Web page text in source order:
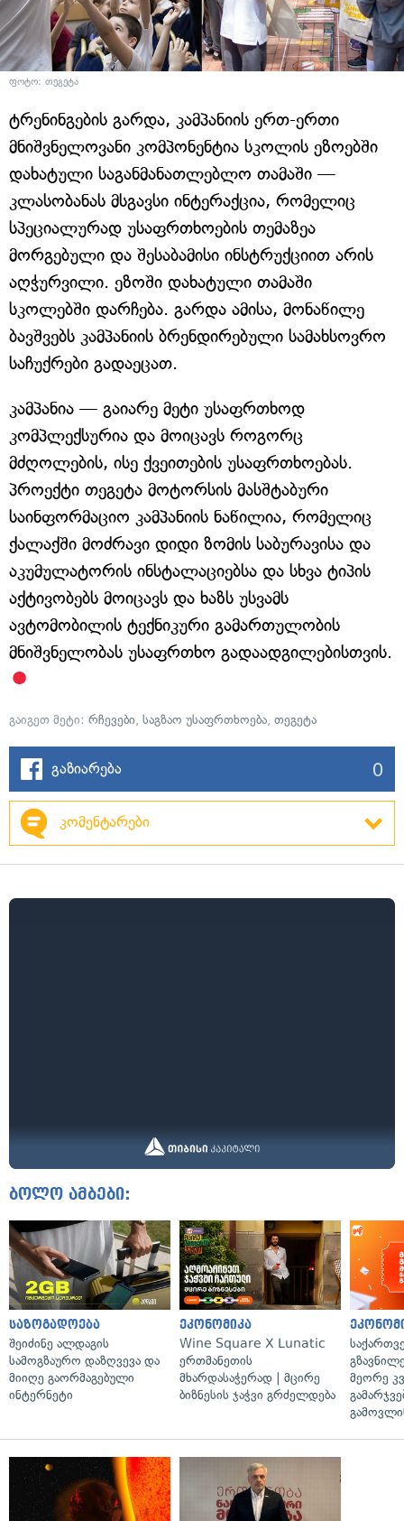
ფოტო: თეგეტა
ტრენინგების გარდა, კამპანიის ერთ-ერთი
მნიშვნელოვანი კომპონენტია სკოლის ეზოებში
დახატული საგანმანათლებლო თამაში —
კლასობანას მსგავსი ინტერაქცია, რომელიც
სპეციალურად უსაფრთხოების თემაზეა
მორგებული და შესაბამისი ინსტრუქციით არის
აღჭურვილი. ეზოში დახატული თამაში
სკოლებში დარჩება. გარდა ამისა, მონაწილე
ბავშვებს კამპანიის ბრენდირებული სამახსოვრო
საჩუქრები გადაეცათ.
კამპანია — გაიარე მეტი უსაფრთხოდ
კომპლექსურია და მოიცავს როგორც
მძღოლების, ისე ქვეითების უსაფრთხოებას.
პროექტი თეგეტა მოტორსის მასშტაბური
საინფორმაციო კამპანიის ნაწილია, რომელიც
ქალაქში მოძრავი დიდი ზომის საბურავისა და
აკუმულატორის ინსტალაციებსა და სხვა ტიპის
აქტივობებს მოიცავს და ხაზს უსვამს
ავტომობილის ტექნიკური გამართულობის
მნიშვნელობას უსაფრთხო გადაადგილებისთვის.
გაიგეთ მეტი: რჩევები, საგზაო უსაფრთხოება, თეგეტა
გაზიარება 0
კომენტარები
ბოლო ამბები:
საზოგადოება
შეიძინე ალდაგის
სამოგზაურო დაზღვევა და
მიიღე გაორმაგებული
ინტერნეტი
ეკონომიკა
Wine Square X Lunatic
ერთმანეთის
მხარდასაჭერად | მცირე
ბიზნესის ჯაჭვი გრძელდება
მეორე